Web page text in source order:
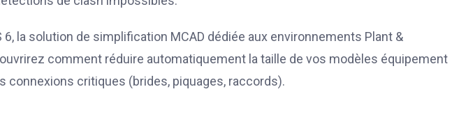
6, la solution de simplification MCAD dédiée aux environnements Plant &
comment réduire automatiquement la taille de vos modèles équipement
connexions critiques (brides, piquages, raccords).